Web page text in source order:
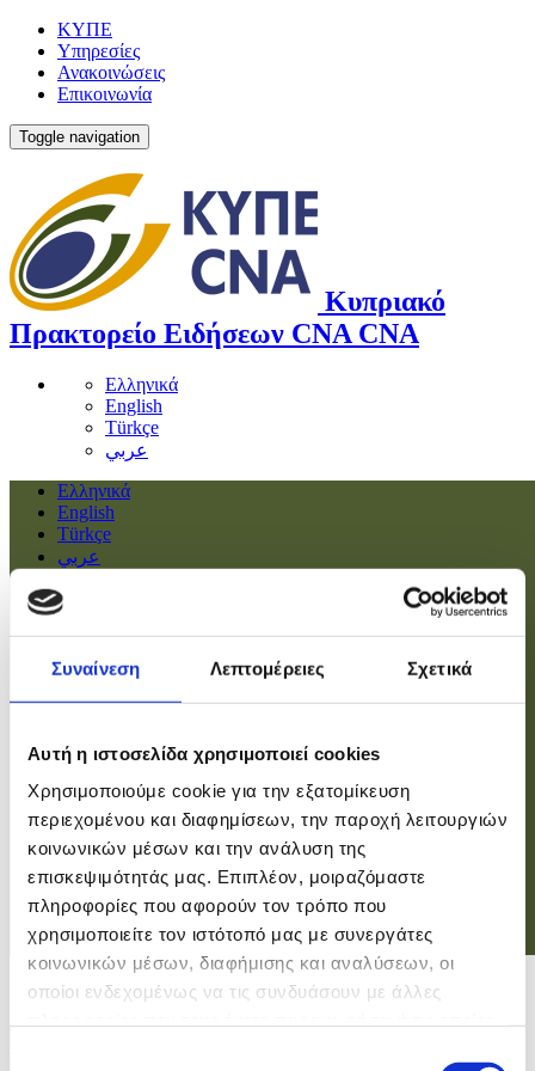
Συναίνεση Λεπτομέρειες Σχετικά
Αυτή η ιστοσελίδα χρησιμοποιεί cookies
Χρησιμοποιούμε cookie για την εξατομίκευση
περιεχομένου και διαφημίσεων, την παροχή λειτουργιών
κοινωνικών μέσων και την ανάλυση της
επισκεψιμότητάς μας. Επιπλέον, μοιραζόμαστε
πληροφορίες που αφορούν τον τρόπο που
χρησιμοποιείτε τον ιστότοπό μας με συνεργάτες
κοινωνικών μέσων, διαφήμισης και αναλύσεων, οι
οποίοι ενδεχομένως να τις συνδυάσουν με άλλες
ΚΥΠΕ
Υπηρεσίες
Ανακοινώσεις
Επικοινωνία
Toggle navigation
Κυπριακό
Πρακτορείο Ειδήσεων CNA CNA
Ελληνικά
English
Türkçe
عربي
Ελληνικά
English
Türkçe
عربي
Αρχική
Πολιτική
Οικονομία
Βουλή
Εσωτερικά
Ευρώπη
Κόσμος
Αθλητικά
Virals
Επιστήμες
Σύνδεση
Σύνδεση